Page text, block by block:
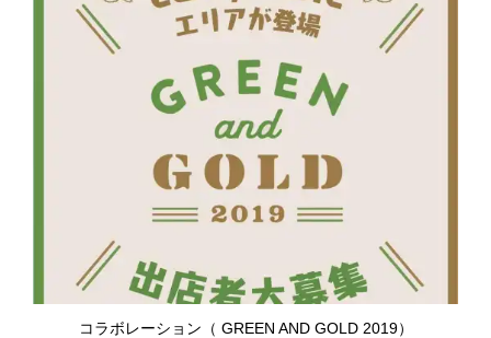
コラボレーション（ GREEN AND GOLD 2019）